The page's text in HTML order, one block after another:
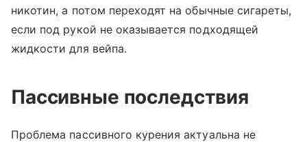
никотин, а потом переходят на обычные сигареты,
если под рукой не оказывается подходящей
жидкости для вейпа.
Пассивные последствия
Проблема пассивного курения актуальна не